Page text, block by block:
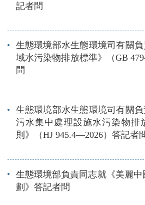
記者問
生態環境部水生態環境司有關
域水污染物排放標準》（GB
問
生態環境部水生態環境司有關
污水集中處理設施水污染物排
則》（HJ 945.4—2026）答記者
生態環境部負責同志就《美麗中
劃》答記者問